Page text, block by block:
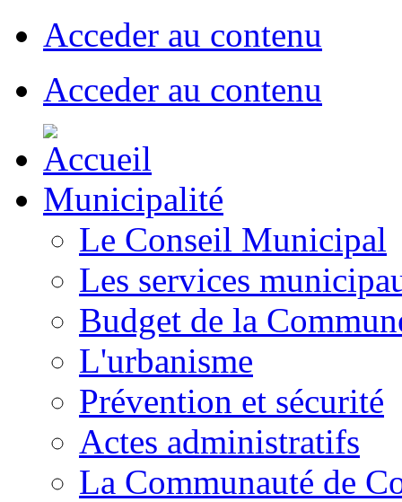
Acceder au contenu
Acceder au contenu
Municipalité
Le Conseil Municipal
Les services
Budget de la
L'urbanisme
Prévention et sécurité
Actes administratifs
La Communauté de